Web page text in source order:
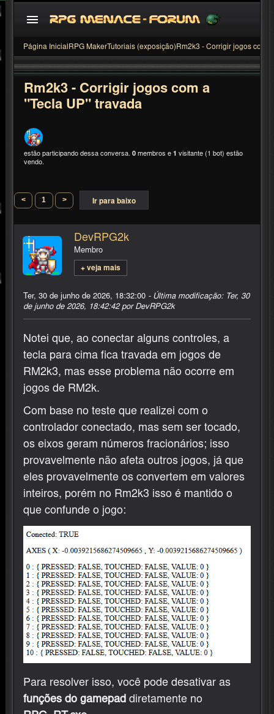
Página Inicial RPG Maker Tutoriais (exposição) Rm2k3 - Corrigir jogos com
Rm2k3 - Corrigir jogos com a
"Tecla UP" travada
estão participando dessa conversa. 0 membros e 1 visitante (1 bot) estão
vendo.
< 1 > Ir para baixo
DevRPG2k
Membro
+ veja mais
Ter, 30 de junho de 2026, 18:32:00 - Última modificação: Ter, 30
de junho de 2026, 18:42:42 por DevRPG2k
Notei que, ao conectar alguns controles, a
tecla para cima fica travada em jogos de
RM2k3, mas esse problema não ocorre em
jogos de RM2k.
Com base no teste que realizei com o
controlador conectado, mas sem ser tocado,
os eixos geram números fracionários; isso
provavelmente não afeta outros jogos, já que
eles provavelmente os convertem em valores
inteiros, porém no Rm2k3 isso é mantido o
que confunde o jogo:
Para resolver isso, você pode desativar as
funções do gamepad diretamente no